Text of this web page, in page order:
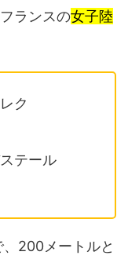
ランスの女子陸
ク
テール
200メートルと